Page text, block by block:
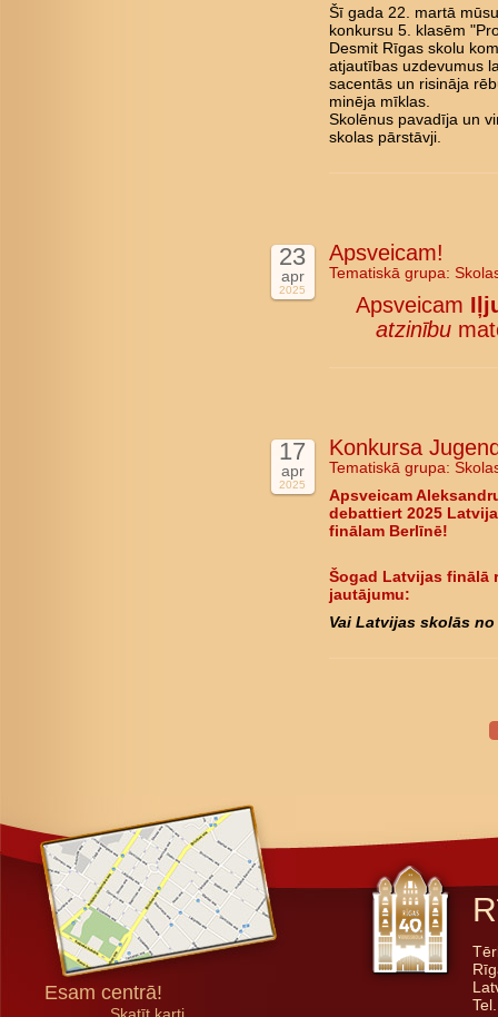
Šī gada 22. martā
konkursu 5. klasēm
Desmit Rīgas skolu
atjautības uzdevumus
sacentās un risināja
minēja mīklas.
Skolēnus pavadīja un
skolas pārstāvji.
23
apr
2025
Apsveicam!
Tematiskā grupa:
Apsveicam
atzinību
17
apr
2025
Konkursa
Tematiskā grupa:
Apsveicam
debattiert 2025
finālam Berlīnē!
Šogad Latvijas finālā
jautājumu:
Vai Latvijas skolās
Esam centrā!